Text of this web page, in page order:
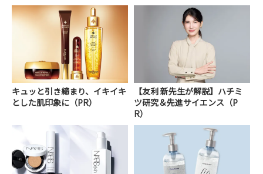
キュッと引き締まり、イキイキ
とした肌印象に（PR）
【友利 新先生が解説】ハチミ
ツ研究＆先進サイエンス（P
R）